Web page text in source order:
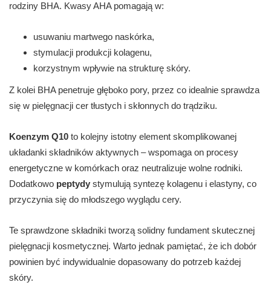
rodziny BHA. Kwasy AHA pomagają w:
usuwaniu martwego naskórka,
stymulacji produkcji kolagenu,
korzystnym wpływie na strukturę skóry.
Z kolei BHA penetruje głęboko pory, przez co idealnie sprawdza
się w pielęgnacji cer tłustych i skłonnych do trądziku.
Koenzym Q10 to kolejny istotny element skomplikowanej
układanki składników aktywnych – wspomaga on procesy
energetyczne w komórkach oraz neutralizuje wolne rodniki.
Dodatkowo peptydy stymulują syntezę kolagenu i elastyny, co
przyczynia się do młodszego wyglądu cery.
Te sprawdzone składniki tworzą solidny fundament skutecznej
pielęgnacji kosmetycznej. Warto jednak pamiętać, że ich dobór
powinien być indywidualnie dopasowany do potrzeb każdej
skóry.